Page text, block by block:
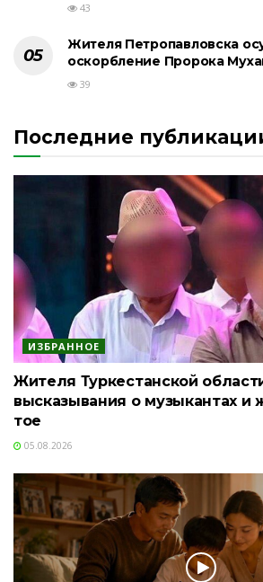
43
Жителя Петропавловска
оскорбление Пророка
39
Последние
ИЗБРАННОЕ
Жителя Туркестанской
высказывания о музыкантах и
тое
05.08.2026